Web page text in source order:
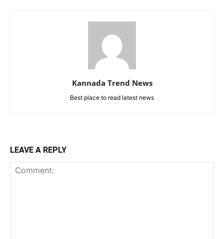
Kannada Trend News
Best place to read latest news
LEAVE A REPLY